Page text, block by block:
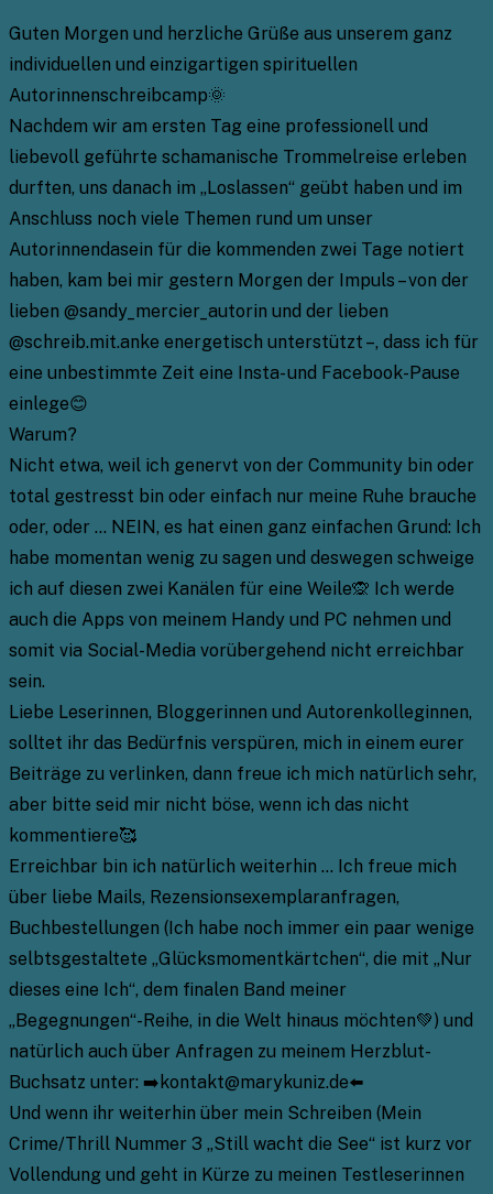
Guten Morgen und herzliche Grüße aus unserem ganz
individuellen und einzigartigen spirituellen
Autorinnenschreibcamp🌞
Nachdem wir am ersten Tag eine professionell und
liebevoll geführte schamanische Trommelreise erleben
durften, uns danach im „Loslassen“ geübt haben und im
Anschluss noch viele Themen rund um unser
Autorinnendasein für die kommenden zwei Tage notiert
haben, kam bei mir gestern Morgen der Impuls – von der
lieben @sandy_mercier_autorin und der lieben
@schreib.mit.anke energetisch unterstützt –, dass ich für
eine unbestimmte Zeit eine Insta- und Facebook-Pause
einlege😊
Warum?
Nicht etwa, weil ich genervt von der Community bin oder
total gestresst bin oder einfach nur meine Ruhe brauche
oder, oder … NEIN, es hat einen ganz einfachen Grund: Ich
habe momentan wenig zu sagen und deswegen schweige
ich auf diesen zwei Kanälen für eine Weile🙊 Ich werde
auch die Apps von meinem Handy und PC nehmen und
somit via Social-Media vorübergehend nicht erreichbar
sein.
Liebe Leserinnen, Bloggerinnen und Autorenkolleginnen,
solltet ihr das Bedürfnis verspüren, mich in einem eurer
Beiträge zu verlinken, dann freue ich mich natürlich sehr,
aber bitte seid mir nicht böse, wenn ich das nicht
kommentiere🥰
Erreichbar bin ich natürlich weiterhin … Ich freue mich
über liebe Mails, Rezensionsexemplaranfragen,
Buchbestellungen (Ich habe noch immer ein paar wenige
selbtsgestaltete „Glücksmomentkärtchen“, die mit „Nur
dieses eine Ich“, dem finalen Band meiner
„Begegnungen“-Reihe, in die Welt hinaus möchten💚) und
natürlich auch über Anfragen zu meinem Herzblut-
Buchsatz unter: ➡️kontakt@marykuniz.de⬅️
Und wenn ihr weiterhin über mein Schreiben (Mein
Crime/Thrill Nummer 3 „Still wacht die See“ ist kurz vor
Vollendung und geht in Kürze zu meinen Testleserinnen